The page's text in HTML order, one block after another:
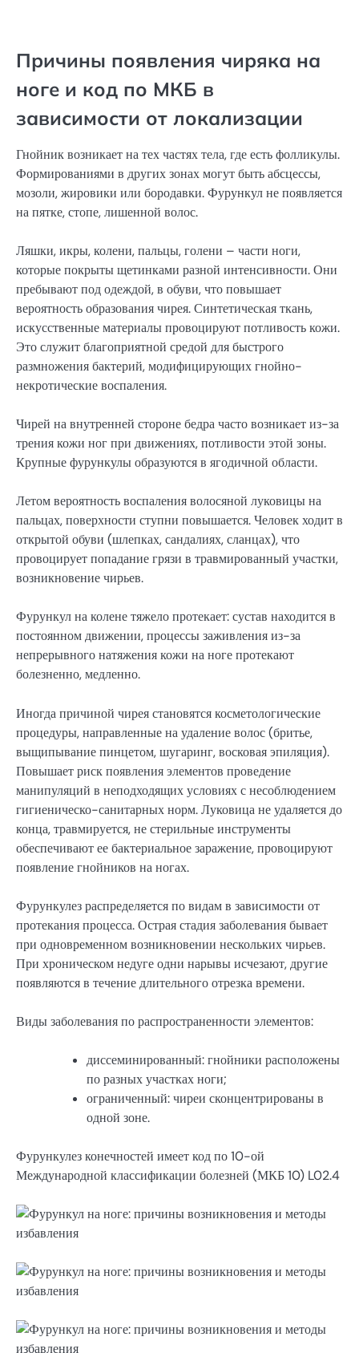
Причины появления чиряка на
ноге и код по МКБ в
зависимости от локализации
Гнойник возникает на тех частях тела, где есть фолликулы.
Формированиями в других зонах могут быть абсцессы,
мозоли, жировики или бородавки. Фурункул не появляется
на пятке, стопе, лишенной волос.
Ляшки, икры, колени, пальцы, голени – части ноги,
которые покрыты щетинками разной интенсивности. Они
пребывают под одеждой, в обуви, что повышает
вероятность образования чирея. Синтетическая ткань,
искусственные материалы провоцируют потливость кожи.
Это служит благоприятной средой для быстрого
размножения бактерий, модифицирующих гнойно-
некротические воспаления.
Чирей на внутренней стороне бедра часто возникает из-за
трения кожи ног при движениях, потливости этой зоны.
Крупные фурункулы образуются в ягодичной области.
Летом вероятность воспаления волосяной луковицы на
пальцах, поверхности ступни повышается. Человек ходит в
открытой обуви (шлепках, сандалиях, сланцах), что
провоцирует попадание грязи в травмированный участки,
возникновение чирьев.
Фурункул на колене тяжело протекает: сустав находится в
постоянном движении, процессы заживления из-за
непрерывного натяжения кожи на ноге протекают
болезненно, медленно.
Иногда причиной чирея становятся косметологические
процедуры, направленные на удаление волос (бритье,
выщипывание пинцетом, шугаринг, восковая эпиляция).
Повышает риск появления элементов проведение
манипуляций в неподходящих условиях с несоблюдением
гигиеническо-санитарных норм. Луковица не удаляется до
конца, травмируется, не стерильные инструменты
обеспечивают ее бактериальное заражение, провоцируют
появление гнойников на ногах.
Фурункулез распределяется по видам в зависимости от
протекания процесса. Острая стадия заболевания бывает
при одновременном возникновении нескольких чирьев.
При хроническом недуге одни нарывы исчезают, другие
появляются в течение длительного отрезка времени.
Виды заболевания по распространенности элементов:
диссеминированный: гнойники расположены
по разных участках ноги;
ограниченный: чиреи сконцентрированы в
одной зоне.
Фурункулез конечностей имеет код по 10-ой
Международной классификации болезней (МКБ 10) L02.4